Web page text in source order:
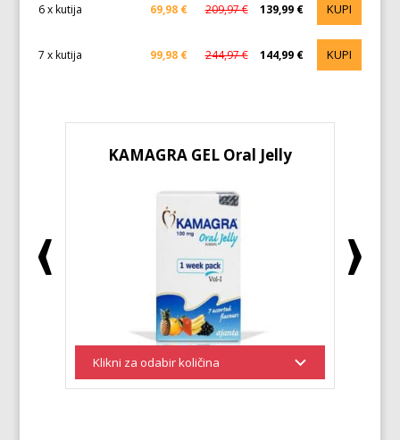
6 x kutija 69,98 € 209,97 € 139,99 € KUPI
7 x kutija 99,98 € 244,97 € 144,99 € KUPI
KAMAGRA GEL Oral Jelly